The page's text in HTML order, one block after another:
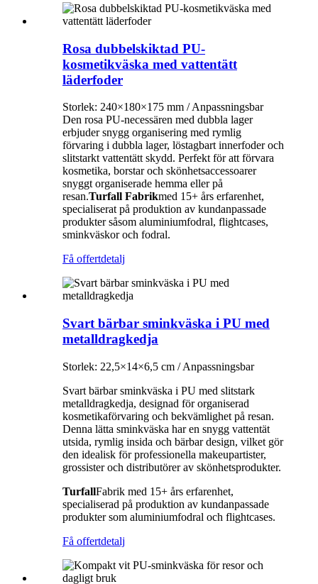
Rosa dubbelskiktad PU-
kosmetikväska med vattentätt
läderfoder
Storlek: 240×180×175 mm / Anpassningsbar
Den rosa PU-necessären med dubbla lager
erbjuder snygg organisering med rymlig
förvaring i dubbla lager, löstagbart innerfoder och
slitstarkt vattentätt skydd. Perfekt för att förvara
kosmetika, borstar och skönhetsaccessoarer
snyggt organiserade hemma eller på
resan.Turfall Fabrikmed 15+ års erfarenhet,
specialiserat på produktion av kundanpassade
produkter såsom aluminiumfodral, flightcases,
sminkväskor och fodral.
Få offertdetalj
Svart bärbar sminkväska i PU med
metalldragkedja
Storlek: 22,5×14×6,5 cm / Anpassningsbar
Svart bärbar sminkväska i PU med slitstark
metalldragkedja, designad för organiserad
kosmetikaförvaring och bekvämlighet på resan.
Denna lätta sminkväska har en snygg vattentät
utsida, rymlig insida och bärbar design, vilket gör
den idealisk för professionella makeupartister,
grossister och distributörer av skönhetsprodukter.
TurfallFabrik med 15+ års erfarenhet,
specialiserad på produktion av kundanpassade
produkter som aluminiumfodral och flightcases.
Få offertdetalj